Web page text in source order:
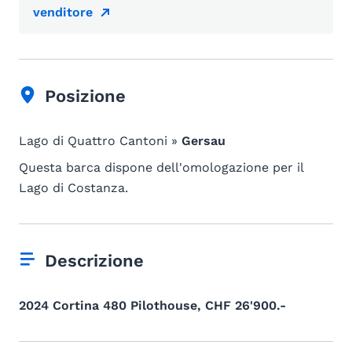
venditore
Posizione
Lago di Quattro Cantoni » Gersau
Questa barca dispone dell'omologazione per il
Lago di Costanza.
Descrizione
2024 Cortina 480 Pilothouse, CHF 26'900.-